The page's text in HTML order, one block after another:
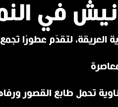
في
لتقدّم عطورًا تجمع